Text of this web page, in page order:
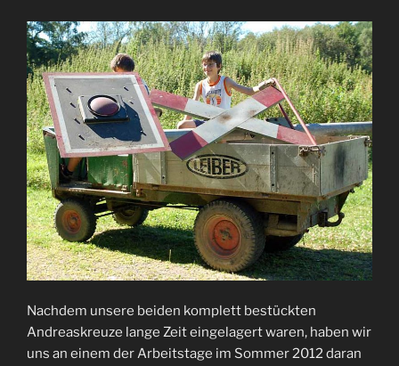
Nachdem unsere beiden komplett bestückten
Andreaskreuze lange Zeit eingelagert waren, haben wir
uns an einem der Arbeitstage im Sommer 2012 daran